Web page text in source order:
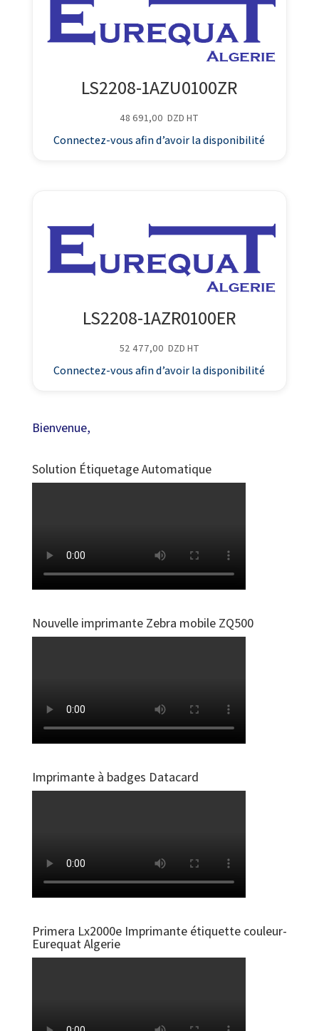
LS2208-1AZU0100ZR
48 691,00 DZD HT
Connectez-vous afin d’avoir la disponibilité
LS2208-1AZR0100ER
52 477,00 DZD HT
Connectez-vous afin d’avoir la disponibilité
Bienvenue,
Solution Étiquetage Automatique
Nouvelle imprimante Zebra mobile ZQ500
Imprimante à badges Datacard
Primera Lx2000e Imprimante étiquette couleur-
Eurequat Algerie